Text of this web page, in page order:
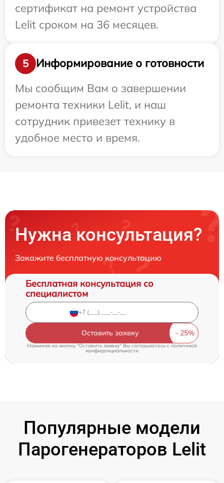
сертификат на ремонт устройства
Lelit сроком на 36 месяцев.
5
Информирование о готовности
Мы сообщим Вам о завершении
ремонта техники Lelit, и наш
сотрудник привезет технику в
удобное место и время.
Нужна консультация?
Закажите бесплатную консультацию
Бесплатная консультация со
специалистом
Оставить заявку
Нажимая на кнопку "Оставить заявку" Вы соглашаетесь cполитикой
конфиденциальности
Популярные модели
Парогенераторов Lelit